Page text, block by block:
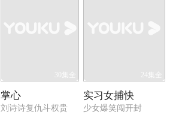
30集全
掌心
刘诗诗复仇斗权贵
24集全
实习女捕快
少女爆笑闯开封